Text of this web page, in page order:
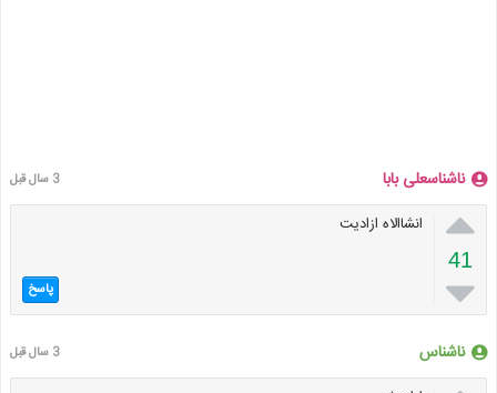
ناشناسعلی بابا 3 سال قبل

41

انشاالاه ازادیت
پاسخ
ناشناس 3 سال قبل